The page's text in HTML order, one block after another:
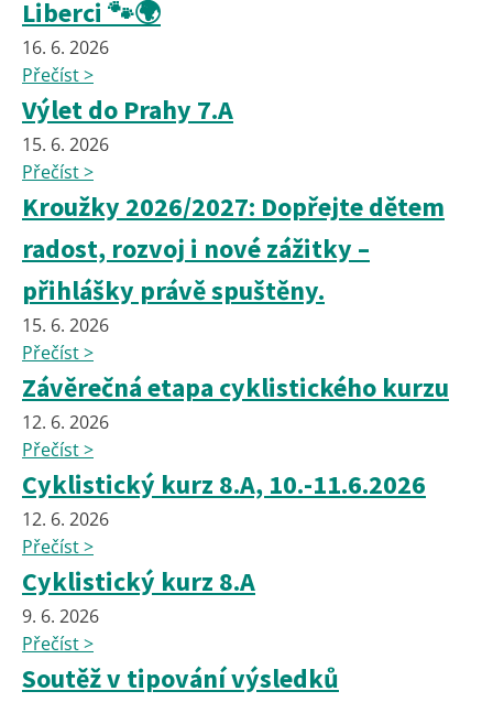
Liberci 🐾🌍
16. 6. 2026
Přečíst >
Výlet do Prahy 7.A
15. 6. 2026
Přečíst >
Kroužky 2026/2027: Dopřejte dětem
radost, rozvoj i nové zážitky –
přihlášky právě spuštěny.
15. 6. 2026
Přečíst >
Závěrečná etapa cyklistického kurzu
12. 6. 2026
Přečíst >
Cyklistický kurz 8.A, 10.-11.6.2026
12. 6. 2026
Přečíst >
Cyklistický kurz 8.A
9. 6. 2026
Přečíst >
Soutěž v tipování výsledků